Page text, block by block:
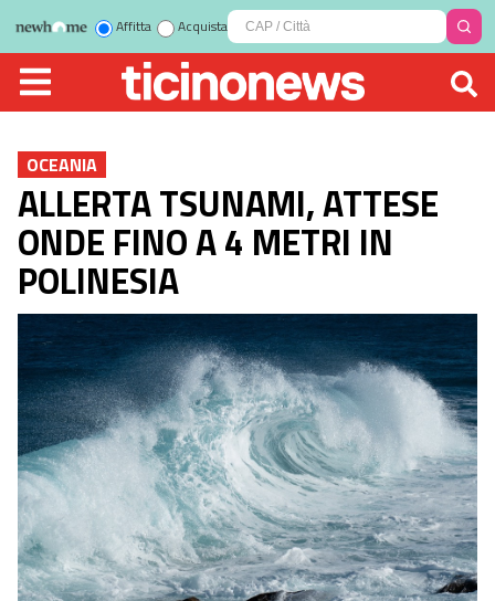
Affitta Acquista
OCEANIA
ALLERTA TSUNAMI, ATTESE
ONDE FINO A 4 METRI IN
POLINESIA